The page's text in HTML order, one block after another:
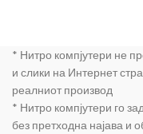
* Нитро компјутери не
и слики на Интернет
реалниот производ
* Нитро компјутери го
без претходна најава и